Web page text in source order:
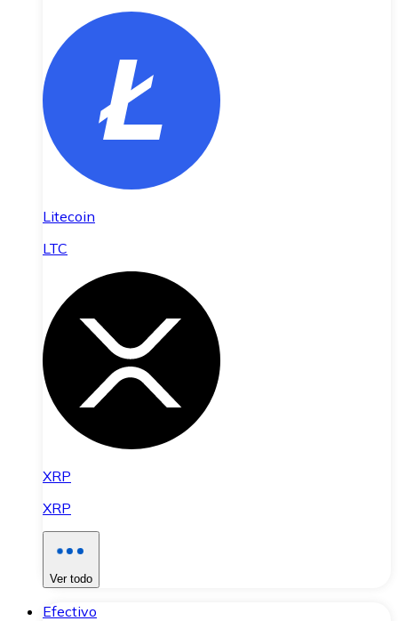
Litecoin
LTC
XRP
XRP
Ver todo
Efectivo